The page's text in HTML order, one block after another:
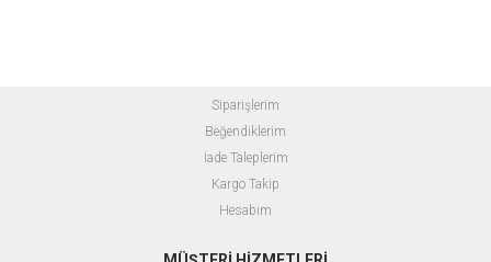
Siparişlerim
Beğendiklerim
İade Taleplerim
Kargo Takip
Hesabım